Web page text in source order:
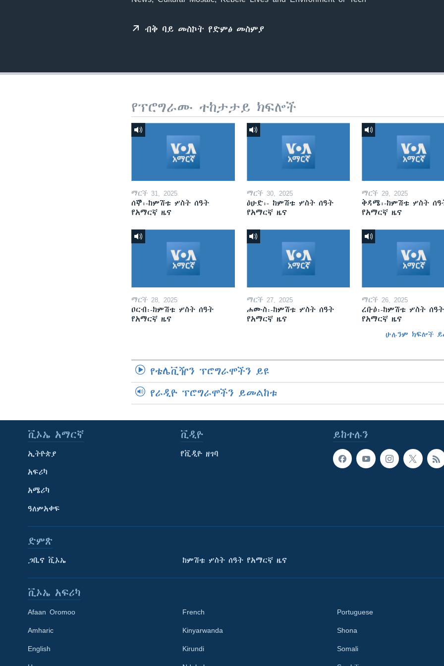
Learning English
ብቅ ባይ መስኮት የድምፅ መስምያ
የፕሮግራሙ ተከታታይ ክፍሎች
ማርች 31, 2025
ሰኞ፡-ከምሽቱ ሦስት ሰዓት
የአማርኛ ዜና
ማርች 30, 2025
ዕሁድ፡- ከምሽቱ ሦስት ሰዓት
የአማርኛ ዜና
ማርች 29, 2025
ቅዳሜ፡-ከምሽቱ ሦስት
የአማርኛ ዜና
ማርች 28, 2025
ዐርብ፡-ከምሽቱ ሦስት ሰዓት
የአማርኛ ዜና
ማርች 27, 2025
ሐሙስ፡-ከምሽቱ ሦስት ሰዓት
የአማርኛ ዜና
ማርች 26, 2025
ረቡዕ፡-ከምሽቱ ሦስት ሰዓት
የአማርኛ ዜና
ሁሉንም ክፍሎች
የቴሌቪዥን ፕሮግራሞችን ይዩ
የራዲዮ ፕሮግራሞችን ይመልከቱ
ይከተሉን
ቪኦኤ አማርኛ
ኢትዮጵያ
አፍሪካ
አሜሪካ
ዓለምአቀፍ
ቪዲዮ
የቪዲዮ ዘገባ
ድምጽ
ጋቢና ቪኦኤ ከምሽቱ ሦስት ሰዓት የአማርኛ ዜና
ቪኦኤ አፍሪካ
Afaan Oromoo
Amharic
English
French
Kinyarwanda
Kirundi
Portuguese
Shona
Somali